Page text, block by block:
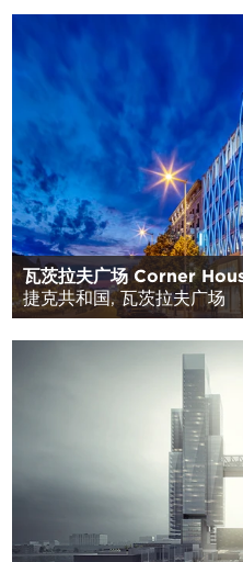
瓦茨拉夫广场 Corner
捷克共和国, 瓦茨拉夫广场